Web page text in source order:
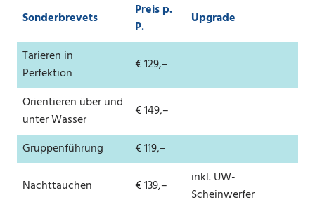
Sonderbrevets
Preis p.
P.
Upgrade
Tarieren in
Perfektion
€ 129,–
Orientieren über und
unter Wasser
€ 149,–
Gruppenführung € 119,–
Nachttauchen € 139,–
inkl. UW-
Scheinwerfer